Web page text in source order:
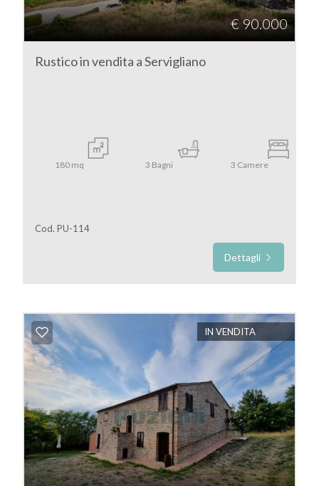
€ 90.000
Rustico in vendita a Servigliano
180 mq 3 Bagni 3 Camere
Cod. PU-114
Dettagli
IN VENDITA